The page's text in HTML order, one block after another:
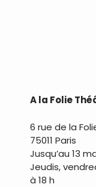
A la Folie
6 rue de la
75011 Paris
Jusqu’au 13
Jeudis,
à 18 h